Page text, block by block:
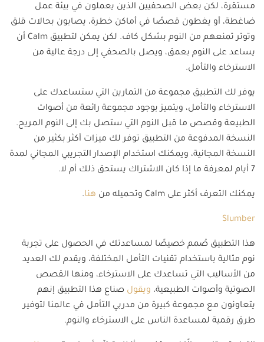
مستقرة، لكن بعض الصحفيين الذين يعملون في بيئة عمل
ضاغطة، أو يغطون قصصًا في أماكن خطرة، يصابون بحالات قلق
وتوتر تمنعهم من النوم بشكل كاف. لكن يمكن لتطبيق Calm أن
يساعد على النوم بعمق، ويصل بالصحفي إلى درجة عالية من
الاسترخاء والتأمل.
يوفر لك التطبيق مجموعة من التمارين التي ستساعدك على
الاسترخاء والتأمل، ويتميز بوجود مجموعة رائعة من أصوات
الطبيعة وقصص ما قبل النوم التي ستصل بك إلى النوم المريح.
النسخة المدفوعة من التطبيق توفر لك ميزات أكثر بكثير من
النسخة المجانية، ويمكنك استخدام الإصدار التجريبي المجاني لمدة
7 أيام لمعرفة ما إذا كان الاشتراك يستحق ذلك أم لا.
يمكنك التعرف أكثر على Calm وتحميله من هنا.
Slumber
هذا التطبيق صُمم خصيصًا لمساعدتك في الحصول على تجربة
نوم مثالية باستخدام تقنيات التأمل المختلفة، ويقدم لك العديد
من الأساليب التي تساعدك على الاسترخاء، ومنها القصص
الصوتية وأصوات الطبيعية، ويقول صناع هذا التطبيق إنهم
يتعاونون مع مجموعة كبيرة من مدربي التأمل في عالمنا لتوفير
طرق رقمية لمساعدة الناس على الاسترخاء والنوم.